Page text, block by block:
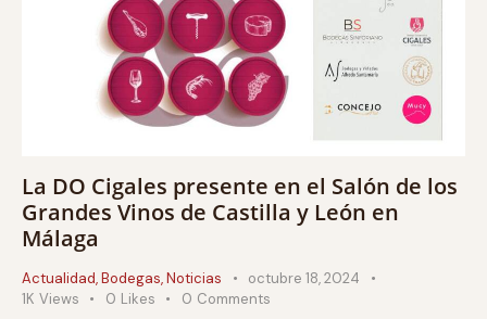
La DO Cigales presente en el Salón de los
Grandes Vinos de Castilla y León en
Málaga
Actualidad,Bodegas,Noticias
octubre 18, 2024
1K Views 0 Likes 0 Comments